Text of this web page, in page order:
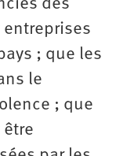
des
; que les
le
; que